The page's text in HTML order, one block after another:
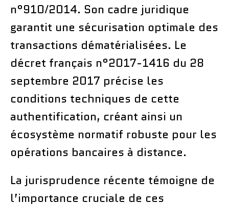
n°910/2014. Son cadre juridique
garantit une sécurisation optimale des
transactions dématérialisées. Le
décret français n°2017-1416 du 28
septembre 2017 précise les
conditions techniques de cette
authentification, créant ainsi un
écosystème normatif robuste pour les
opérations bancaires à distance.
La jurisprudence récente témoigne de
l’importance cruciale de ces